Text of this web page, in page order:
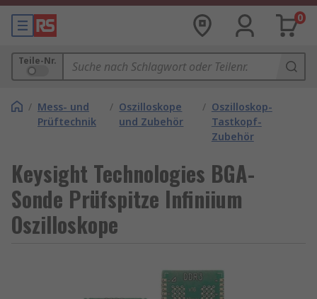
0
Teile-Nr.
/ Mess- und
Prüftechnik
/ Oszilloskope
und Zubehör
/ Oszilloskop-
Tastkopf-
Zubehör
Keysight Technologies BGA-
Sonde Prüfspitze Infiniium
Oszilloskope